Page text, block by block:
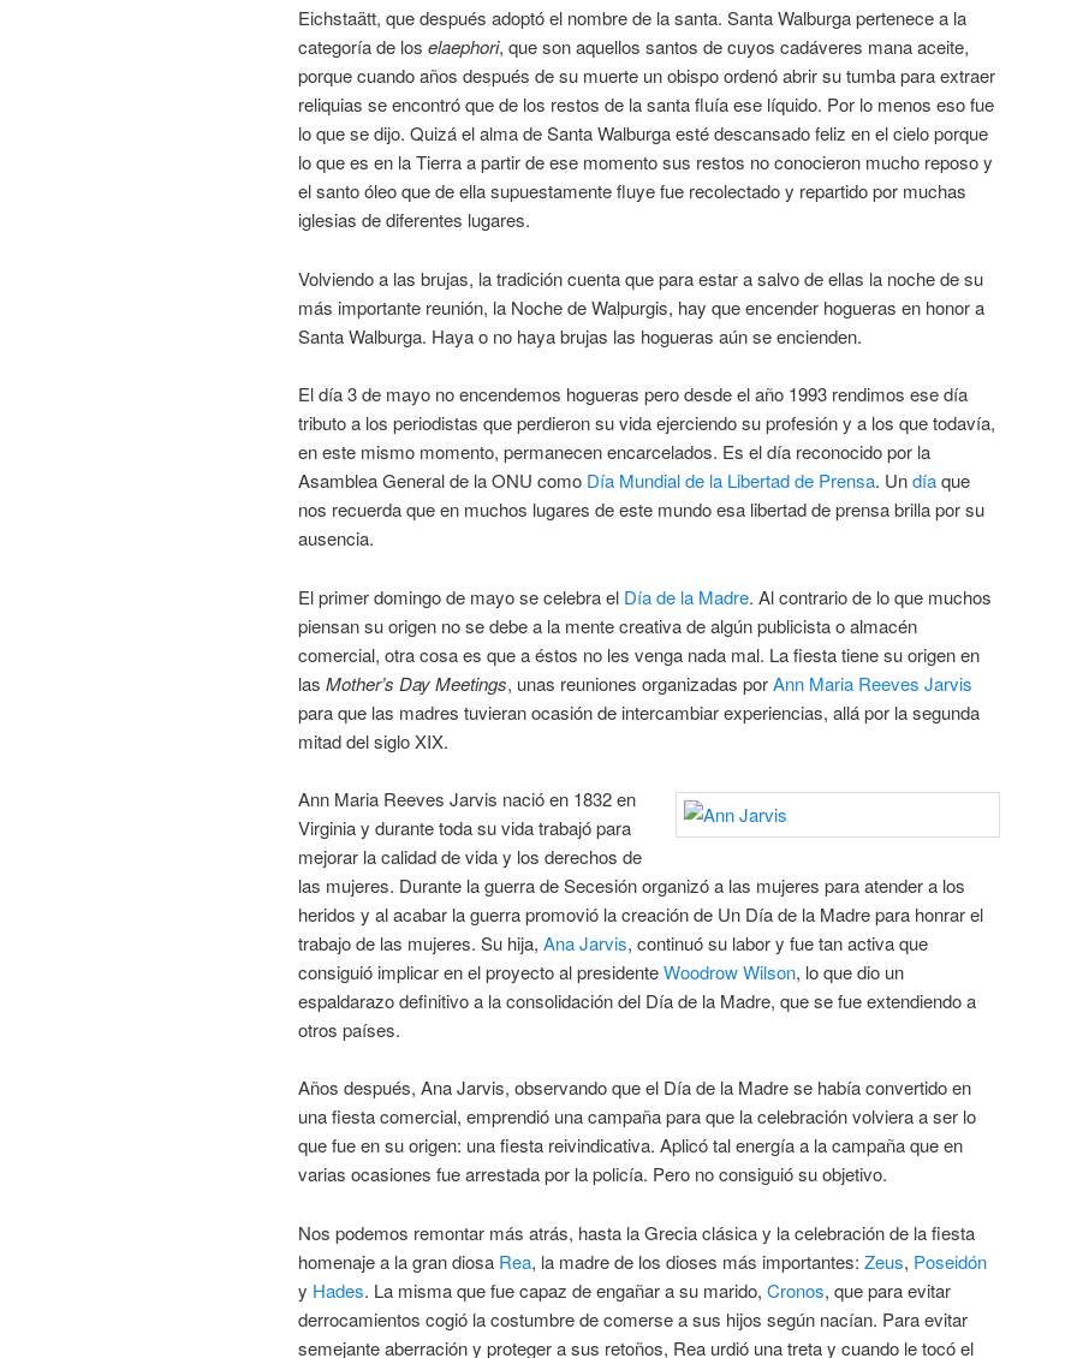
Eichstaätt, que después adoptó el nombre de la santa. Santa Walburga pertenece a la
categoría de los elaephori, que son aquellos santos de cuyos cadáveres mana aceite,
porque cuando años después de su muerte un obispo ordenó abrir su tumba para extraer
reliquias se encontró que de los restos de la santa fluía ese líquido. Por lo menos eso fue
lo que se dijo. Quizá el alma de Santa Walburga esté descansado feliz en el cielo porque
lo que es en la Tierra a partir de ese momento sus restos no conocieron mucho reposo y
el santo óleo que de ella supuestamente fluye fue recolectado y repartido por muchas
iglesias de diferentes lugares.
Volviendo a las brujas, la tradición cuenta que para estar a salvo de ellas la noche de su
más importante reunión, la Noche de Walpurgis, hay que encender hogueras en honor a
Santa Walburga. Haya o no haya brujas las hogueras aún se encienden.
El día 3 de mayo no encendemos hogueras pero desde el año 1993 rendimos ese día
tributo a los periodistas que perdieron su vida ejerciendo su profesión y a los que todavía,
en este mismo momento, permanecen encarcelados. Es el día reconocido por la
Asamblea General de la ONU como Día Mundial de la Libertad de Prensa. Undíaque
nos recuerda que en muchos lugares de este mundo esa libertad de prensa brilla por su
ausencia.
El primer domingo de mayo se celebra el Día de la Madre. Al contrario de lo que muchos
piensan su origen no se debe a la mente creativa de algún publicista o almacén
comercial, otra cosa es que a éstos no les venga nada mal. La fiesta tiene su origen en
las Mother’s Day Meetings, unas reuniones organizadas porAnn Maria Reeves Jarvis
para que las madres tuvieran ocasión de intercambiar experiencias, allá por la segunda
mitad del siglo XIX.
Ann Maria Reeves Jarvis nació en 1832 en
Virginia y durante toda su vida trabajó para
mejorar la calidad de vida y los derechos de
las mujeres. Durante la guerra de Secesión organizó a las mujeres para atender a los
heridos y al acabar la guerra promovió la creación de Un Día de la Madre para honrar el
trabajo de las mujeres. Su hija, Ana Jarvis, continuó su labor y fue tan activa que
consiguió implicar en el proyecto al presidenteWoodrow Wilson, lo que dio un
espaldarazo definitivo a la consolidación del Día de la Madre, que se fue extendiendo a
otros países.
Años después, Ana Jarvis, observando que el Día de la Madre se había convertido en
una fiesta comercial, emprendió una campaña para que la celebración volviera a ser lo
que fue en su origen: una fiesta reivindicativa. Aplicó tal energía a la campaña que en
varias ocasiones fue arrestada por la policía. Pero no consiguió su objetivo.
Nos podemos remontar más atrás, hasta la Grecia clásica y la celebración de la fiesta
homenaje a la gran diosa Rea, la madre de los dioses más importantes: Zeus, Poseidón
y Hades. La misma que fue capaz de engañar a su marido, Cronos, que para evitar
derrocamientos cogió la costumbre de comerse a sus hijos según nacían. Para evitar
semejante aberración y proteger a sus retoños, Rea urdió una treta y cuando le tocó el